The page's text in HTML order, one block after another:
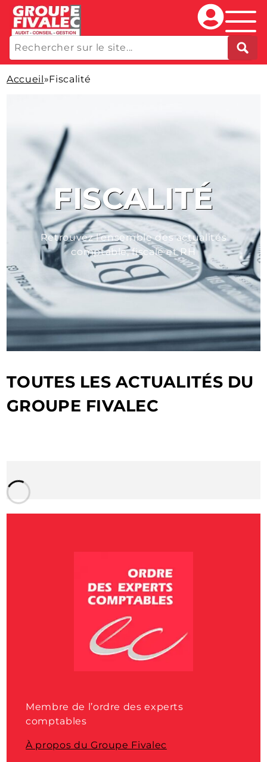
Accueil»Fiscalité
FISCALITÉ
Retrouvez l’ensemble des actualités
comptable, fiscale et RH
TOUTES LES ACTUALITÉS DU
GROUPE FIVALEC
Membre de l’ordre des experts
comptables
À propos du Groupe Fivalec